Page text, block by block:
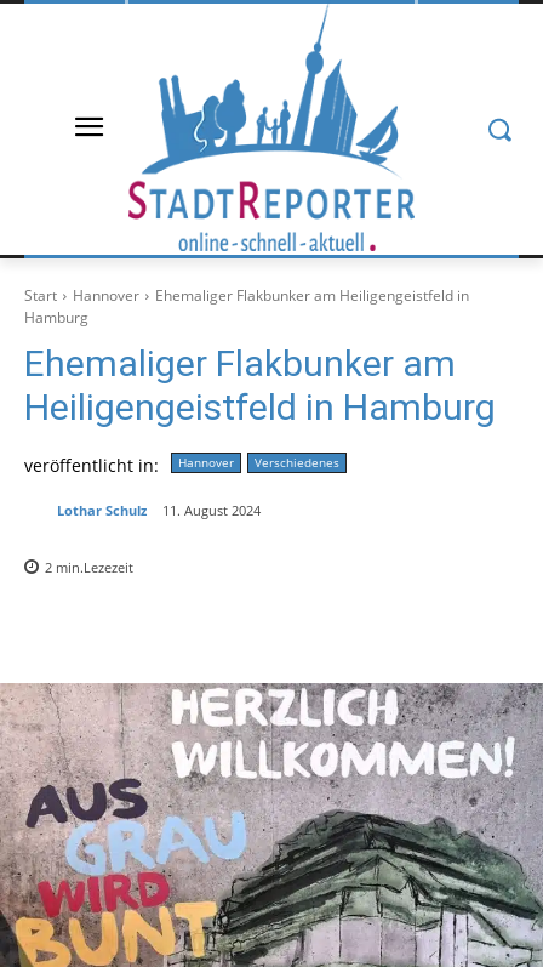
Start Hannover
Ehemaliger Flakbunker am Heiligengeistfeld in
Hamburg
Ehemaliger Flakbunker am
Heiligengeistfeld in Hamburg
veröffentlicht in: Hannover Verschiedenes
Lothar Schulz 11. August 2024
2 min.Lezezeit